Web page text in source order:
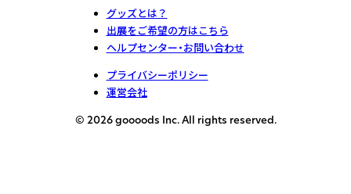
グッズとは？
出展をご希望の方はこちら
ヘルプセンター・お問い合わせ
プライバシーポリシー
運営会社
© 2026 goooods Inc. All rights reserved.